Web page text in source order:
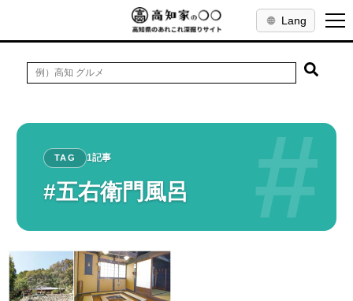
Lang
#
TAG 1記事
#五右衛門風呂